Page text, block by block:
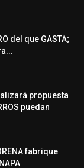
del que GASTA;
propuesta
puedan
fabrique